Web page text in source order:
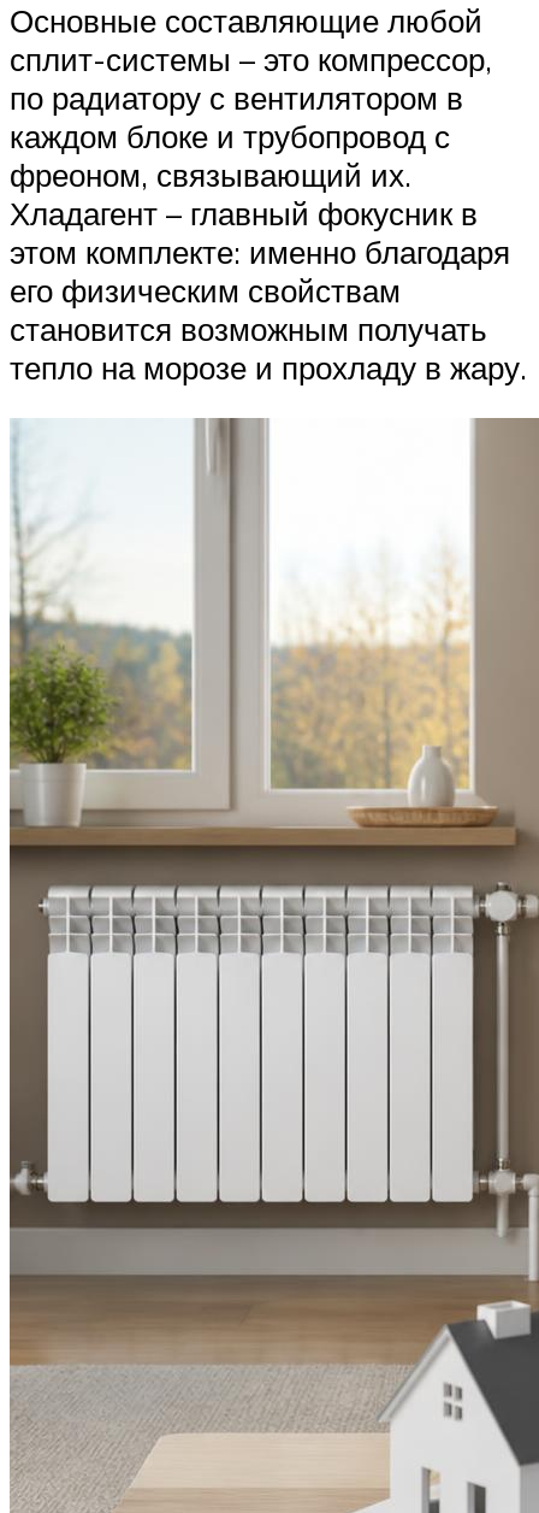
Основные составляющие любой
сплит-системы – это компрессор,
по радиатору с вентилятором в
каждом блоке и трубопровод с
фреоном, связывающий их.
Хладагент – главный фокусник в
этом комплекте: именно благодаря
его физическим свойствам
становится возможным получать
тепло на морозе и прохладу в жару.